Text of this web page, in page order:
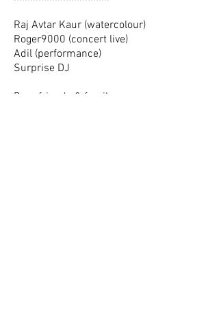
Raj Avtar Kaur (watercolour)
Roger9000 (concert live)
Adil (performance)
Surprise DJ
Dear friends & family,